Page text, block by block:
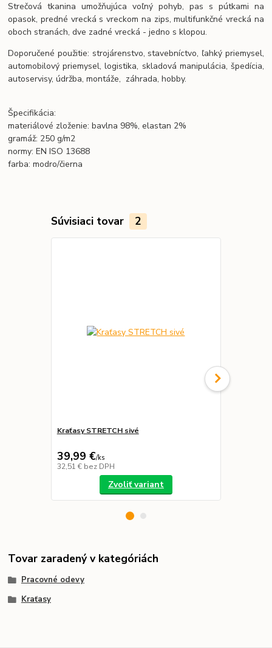
Strečová tkanina umožňujúca voľný pohyb, pas s pútkami na
opasok, predné vrecká s vreckom na zips, multifunkčné vrecká na
oboch stranách, dve zadné vrecká - jedno s klopou.
Doporučené použitie: strojárenstvo, stavebníctvo, ľahký priemysel,
automobilový priemysel, logistika, skladová manipulácia, špedícia,
autoservisy, údržba, montáže, záhrada, hobby.
Špecifikácia:
materiálové zloženie: bavlna 98%, elastan 2%
gramáž: 250 g/m2
normy: EN ISO 13688
farba: modro/čierna
Súvisiaci tovar 2
Kraťasy STRETCH sivé
39,99 €/ks
32,51 € bez DPH
Zvoliť variant
Tovar zaradený v kategóriách
Pracovné odevy
Kraťasy